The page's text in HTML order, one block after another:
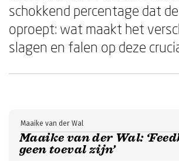
schokkend percentage dat
oproept: wat maakt het
slagen en falen op deze
Maaike van der Wal:
geen toeval zijn’
Maaike van der Wal